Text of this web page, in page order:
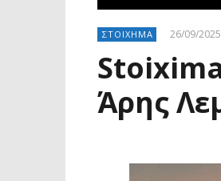
ΣΤΟΙΧΗΜΑ 26/09/2025
Άρης